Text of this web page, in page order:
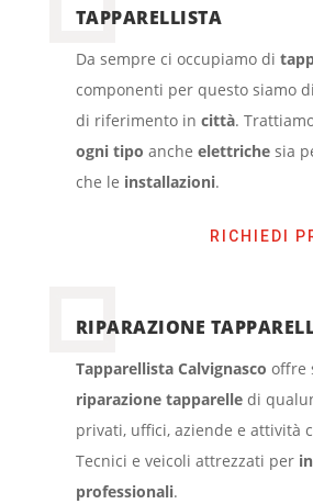
TAPPARELLISTA
Da sempre ci occupiamo di
componenti per questo siamo
di riferimento in città.
ogni tipo anche elettrichesia
che le installazioni.
RICHIEDI
RIPARAZIONE
Tapparellista Calvignasco offre
riparazione tapparelledi
privati, uffici, aziende e attività
Tecnici e veicoli attrezzati per
professionali.